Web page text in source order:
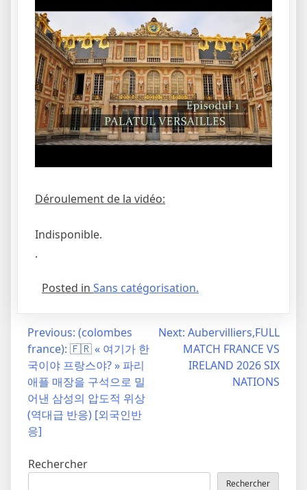
Déroulement de la vidéo:
Indisponible.
.
Posted in Sans catégorisation.
Navigation
l’article
Previous: (colombes
france): 🇫🇷 « 여기가 한
국이야 프랑스야? » 파리
애플 매장을 구석으로 밀
어낸 삼성의 압도적 위상
(역대급 반응) [외국인반
응]
Next: Aubervilliers,FULL
MATCH FRANCE VS
IRELAND 2026 SIX
NATIONS
Rechercher
Rechercher